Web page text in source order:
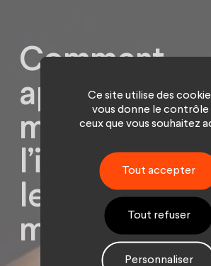
Comment
appréhender
manière
l’innovation
les agences
marques ?
Ce site utilise des
vous donne le contrôle
ceux que vous souhaitez
Tout accepter
Tout refuser
Personnaliser